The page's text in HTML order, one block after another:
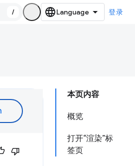
/ 登录
本页内容
概览
打开“渲染”标
签页